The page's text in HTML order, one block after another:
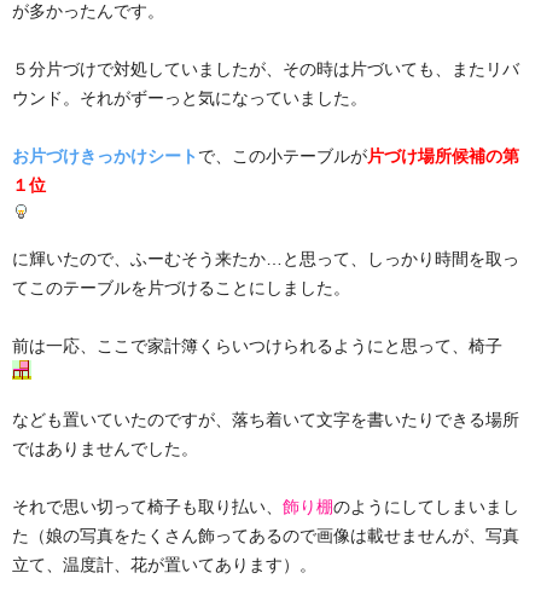
が多かったんです。
５分片づけで対処していましたが、その時は片づいても、またリバ
ウンド。それがずーっと気になっていました。
お片づけきっかけシート で、この小テーブルが片づけ場所候補の第
１位
に輝いたので、ふーむそう来たか…と思って、しっかり時間を取っ
てこのテーブルを片づけることにしました。
前は一応、ここで家計簿くらいつけられるようにと思って、椅子
なども置いていたのですが、落ち着いて文字を書いたりできる場所
ではありませんでした。
それで思い切って椅子も取り払い、 飾り棚のようにしてしまいまし
た（娘の写真をたくさん飾ってあるので画像は載せませんが、写真
立て、温度計、花が置いてあります）。